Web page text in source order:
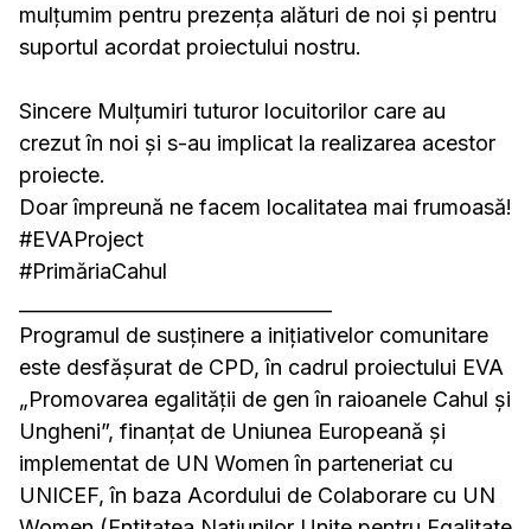
mulțumim pentru prezența alături de noi și pentru
suportul acordat proiectului nostru.
Sincere Mulțumiri tuturor locuitorilor care au
crezut în noi și s-au implicat la realizarea acestor
proiecte.
Doar împreună ne facem localitatea mai frumoasă!
#EVAProject
#PrimăriaCahul
Programul de susținere a inițiativelor comunitare
este desfășurat de CPD, în cadrul proiectului EVA
„Promovarea egalității de gen în raioanele Cahul și
Ungheni”, finanțat de Uniunea Europeană și
implementat de UN Women în parteneriat cu
UNICEF, în baza Acordului de Colaborare cu UN